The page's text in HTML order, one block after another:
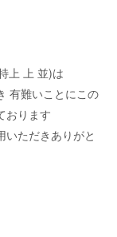
上 上 並)は
有難いことにこの
おります
いただきありがと